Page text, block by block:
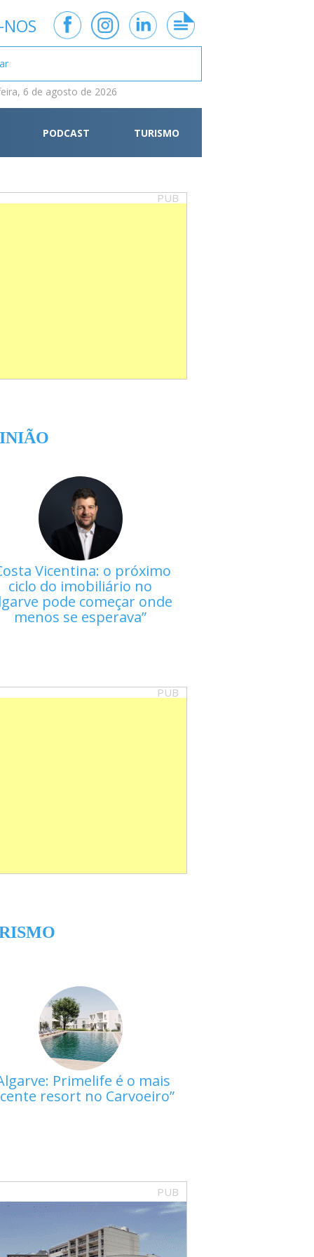
6 de agosto de 2026
PODCAST TURISMO
PUB
Vicentina: o próximo
ciclo do imobiliário no
pode começar onde
menos se esperava
PUB
Primelife é o mais
resort no Carvoeiro
PUB